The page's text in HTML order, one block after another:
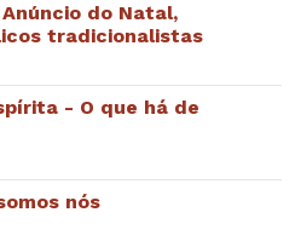
do Natal,
tradicionalistas
- O que há de
nós